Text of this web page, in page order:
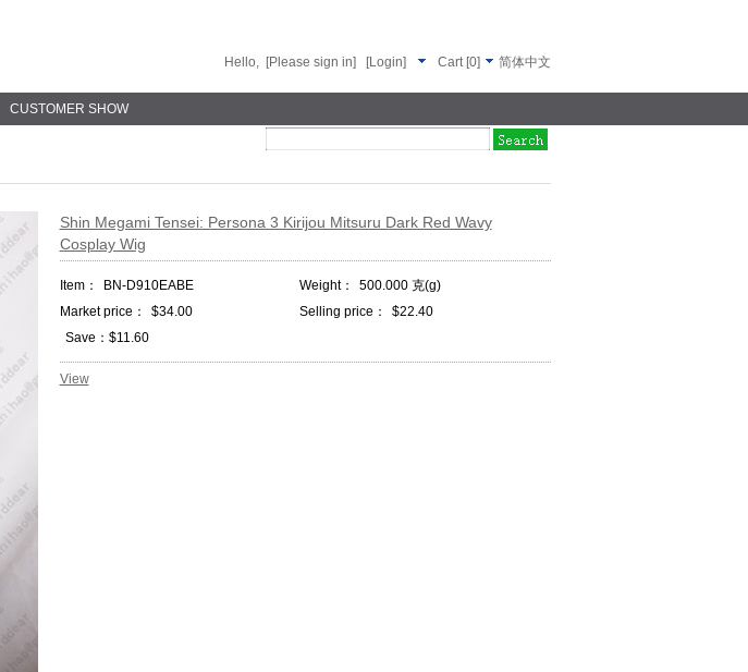
Hello, [Please sign in] [Login] Cart[0] 简体中文
CUSTOMER SHOW
Shin Megami Tensei: Persona 3 Kirijou Mitsuru Dark Red Wavy
Cosplay Wig
Item： BN-D910EABE Weight：
500.000 克(g)
Market price：
$34.00 Selling price：
$22.40
Save：$11.60
View